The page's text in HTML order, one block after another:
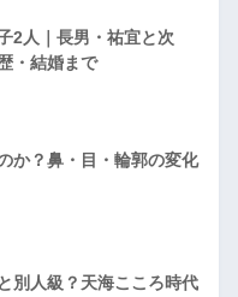
2人｜長男・祐宜と次
・結婚まで
か？鼻・目・輪郭の変化
別人級？天海こころ時代